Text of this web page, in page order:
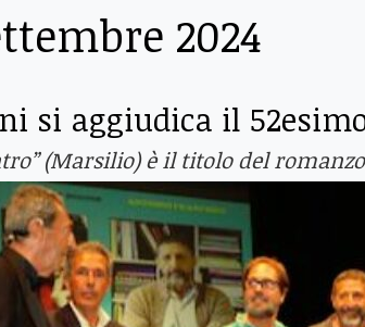
2024
si aggiudica il
(Marsilio) è il titolo del